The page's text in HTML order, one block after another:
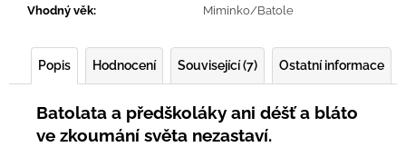
Vhodný věk: Miminko/Batole
Popis Hodnocení Související (7) Ostatní informace
Batolata a předškoláky ani déšť a bláto
ve zkoumání světa nezastaví.